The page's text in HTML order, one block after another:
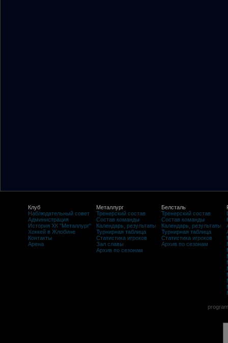
Клуб
Наблюдательный совет
Администрация
История ХК "Металлург"
Хоккей в Жлобине
Контакты
Арена
Металлург
Тренерский состав
Состав команды
Календарь, результаты
Турнирная таблица
Статистика игроков
Зал славы
Архив по сезонам
Белсталь
Тренерский состав
Состав команды
Календарь, результаты
Турнирная таблица
Статистика игроков
Архив по сезонам